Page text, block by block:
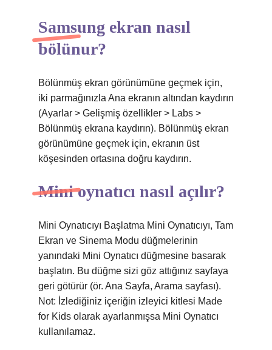
Samsung ekran nasıl
bölünur?
Bölünmüş ekran görünümüne geçmek için,
iki parmağınızla Ana ekranın altından kaydırın
(Ayarlar > Gelişmiş özellikler > Labs >
Bölünmüş ekrana kaydırın). Bölünmüş ekran
görünümüne geçmek için, ekranın üst
köşesinden ortasına doğru kaydırın.
Mini oynatıcı nasıl açılır?
Mini Oynatıcıyı Başlatma Mini Oynatıcıyı, Tam
Ekran ve Sinema Modu düğmelerinin
yanındaki Mini Oynatıcı düğmesine basarak
başlatın. Bu düğme sizi göz attığınız sayfaya
geri götürür (ör. Ana Sayfa, Arama sayfası).
Not: İzlediğiniz içeriğin izleyici kitlesi Made
for Kids olarak ayarlanmışsa Mini Oynatıcı
kullanılamaz.